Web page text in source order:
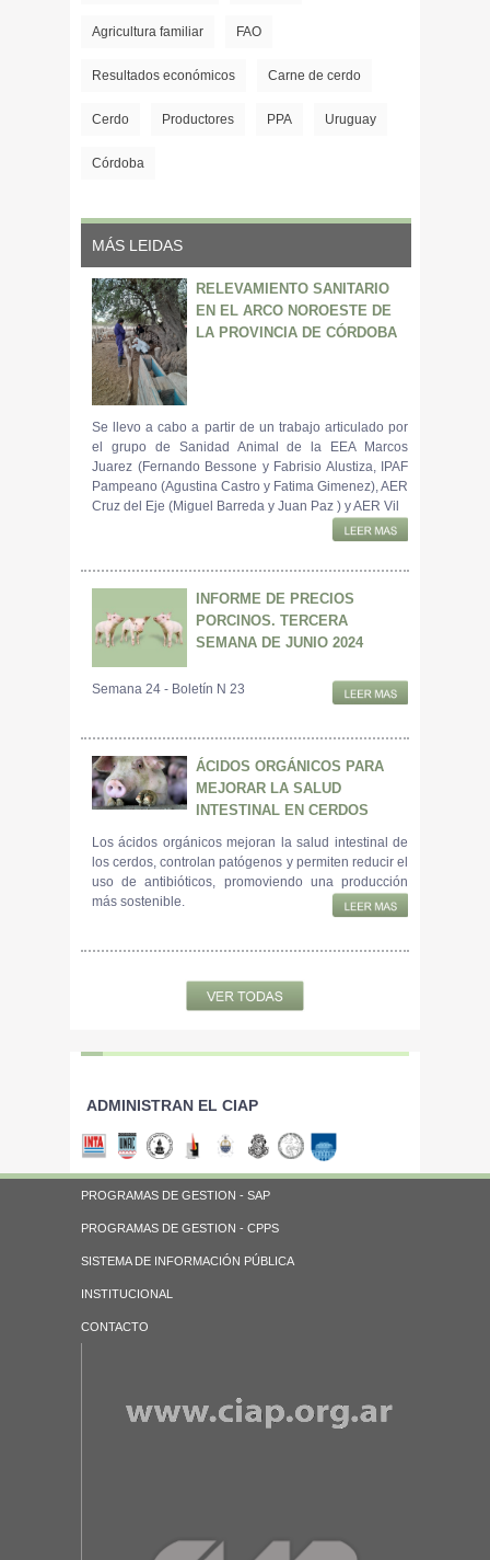
Agricultura familiar FAO
Resultados económicos Carne de cerdo
Cerdo Productores PPA Uruguay
Córdoba
MÁS LEIDAS
RELEVAMIENTO SANITARIO
EN EL ARCO NOROESTE DE
LA PROVINCIA DE CÓRDOBA
Se llevo a cabo a partir de un trabajo articulado por
el grupo de Sanidad Animal de la EEA Marcos
Juarez (Fernando Bessone y Fabrisio Alustiza, IPAF
Pampeano (Agustina Castro y Fatima Gimenez), AER
Cruz del Eje (Miguel Barreda y Juan Paz ) y AER Vil
INFORME DE PRECIOS
PORCINOS. TERCERA
SEMANA DE JUNIO 2024
Semana 24 - Boletín N 23
ÁCIDOS ORGÁNICOS PARA
MEJORAR LA SALUD
INTESTINAL EN CERDOS
Los ácidos orgánicos mejoran la salud intestinal de
los cerdos, controlan patógenos y permiten reducir el
uso de antibióticos, promoviendo una producción
más sostenible.
ADMINISTRAN EL CIAP
PROGRAMAS DE GESTION - SAP
PROGRAMAS DE GESTION - CPPS
SISTEMA DE INFORMACIÓN PÚBLICA
INSTITUCIONAL
CONTACTO